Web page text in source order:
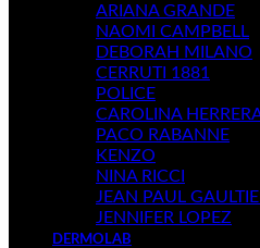
ARIANA GRANDE
NAOMI CAMPBELL
DEBORAH MILANO
CERRUTI 1881
POLICE
CAROLINA
PACO RABANNE
KENZO
NINA RICCI
JEAN PAUL
JENNIFER LOPEZ
DERMOLAB